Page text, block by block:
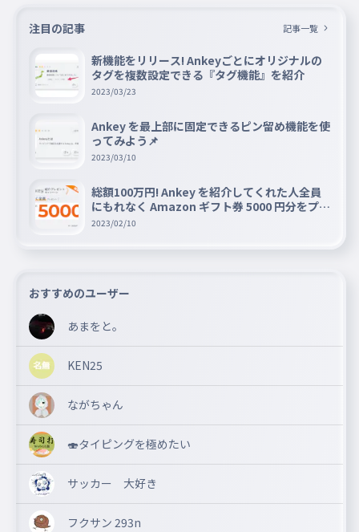
注目の記事 記事一覧
新機能をリリース! Ankeyごとにオリジナルの
タグを複数設定できる『タグ機能』を紹介
2023/03/23
Ankey を最上部に固定できるピン留め機能を使
ってみよう📌
2023/03/10
総額100万円! Ankey を紹介してくれた人全員
にもれなく Amazon ギフト券 5000 円分をプレ
ゼントキャンペーン!!
2023/02/10
おすすめのユーザー
あまをと。
KEN25
ながちゃん
🍣タイピングを極めたい
サッカー 大好き
フクサン 293n